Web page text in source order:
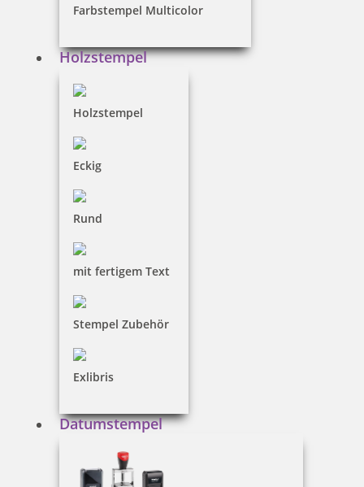
Farbstempel Multicolor
Holzstempel
Holzstempel
Eckig
Rund
mit fertigem Text
Stempel Zubehör
Exlibris
Datumstempel
Multicolor-Datumstempel